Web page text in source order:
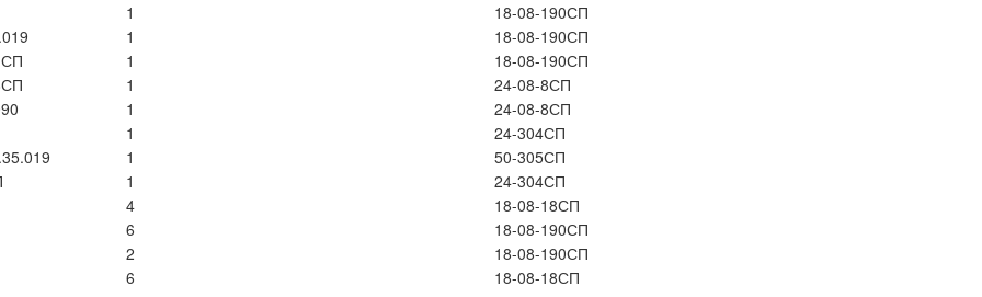
1
18-08-190СП
1
18-08-190СП
1
18-08-190СП
1
24-08-8СП
1
24-08-8СП
1
24-304СП
1
50-305СП
1
24-304СП
4
18-08-18СП
6
18-08-190СП
2
18-08-190СП
6
18-08-18СП